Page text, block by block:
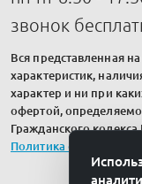
звонок
Вся представленная
характеристик,
характер и ни при
офертой,
Гражданского
Политика обработки